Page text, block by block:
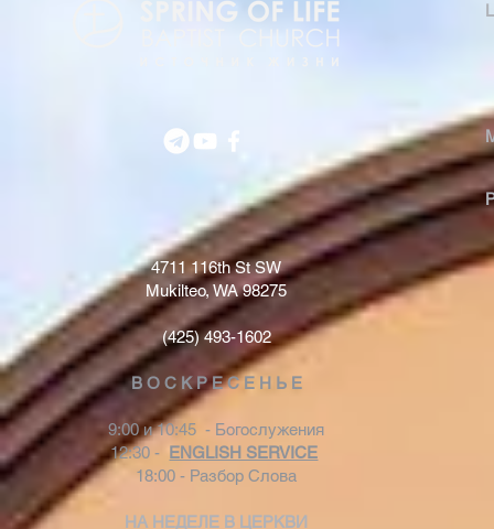
4711 116th St SW
Mukilteo, WA 98275
(425) 493-1602
В О С К Р Е С Е Н Ь Е
9:00 и 10:45 - Богослужения
12:30 - ENGLISH SERVICE
18:00 - Разбор Слова
НА НЕДЕЛЕ В ЦЕРКВИ